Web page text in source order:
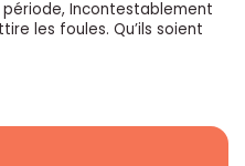
Incontestablement
les foules. Qu’ils soient